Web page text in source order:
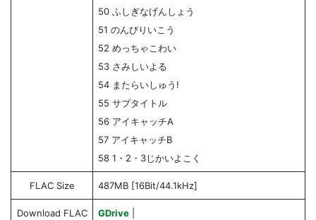
50 ふしぎなげんしょう
51 のんびりいこう
52 めっちゃこわい
53 さみしいよる
54 またらいしゅう!
55 サブタイトル
56 アイキャッチA
57 アイキャッチB
58 1・2・3じかいよこく
FLAC Size 487MB [16Bit/44.1kHz]
Download FLAC GDrive|